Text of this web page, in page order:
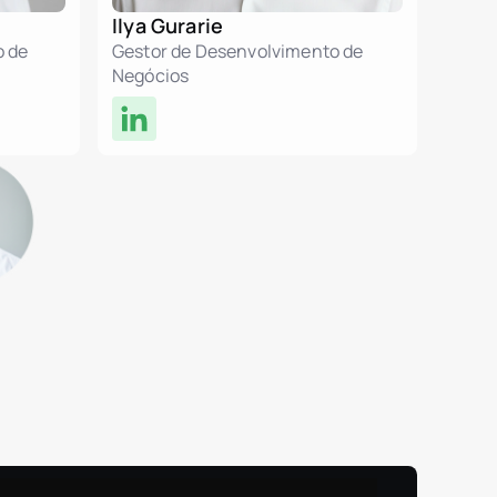
de
Ilya Gurarie
Gestor de Desenvolvimento de
Negócios